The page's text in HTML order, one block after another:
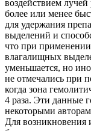
воздействием лучей
более или менее
для удержания
выделений и
что при
влагалищных
уменьшается, но
не отмечались при
когда зона
4 раза. Эти данные
некоторыми
Для